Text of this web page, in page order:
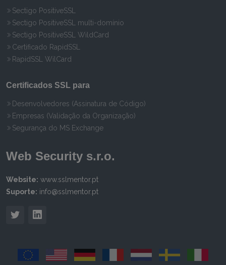
Sectigo PositiveSSL
Sectigo PositiveSSL multi-domínio
Sectigo PositiveSSL WildCard
Certificado RapidSSL
RapidSSL WilCard
Certificados SSL para
Desenvolvedores (Assinatura de Código)
Empresas (Validação da Organização)
Segurança do MS Exchange
Web Security s.r.o.
Website: www.sslmentor.pt
Suporte: info@sslmentor.pt